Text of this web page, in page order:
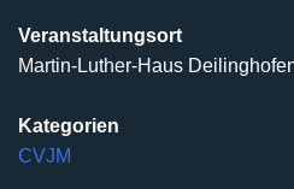
Veranstaltungsort
Martin-Luther-Haus
Kategorien
CVJM